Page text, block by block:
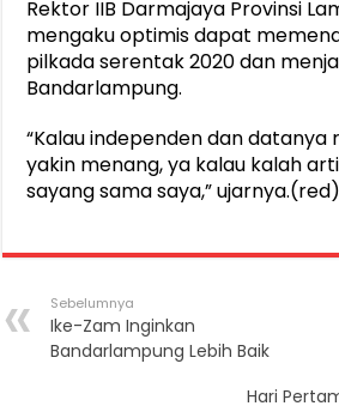
Rektor IIB Darmajaya Provinsi
mengaku optimis dapat
pilkada serentak 2020 dan
Bandarlampung.
“Kalau independen dan datanya
yakin menang, ya kalau kalah
sayang sama saya,” ujarnya.(red)
Sebelumnya
Ike-Zam Inginkan
Bandarlampung Lebih Baik
Hari